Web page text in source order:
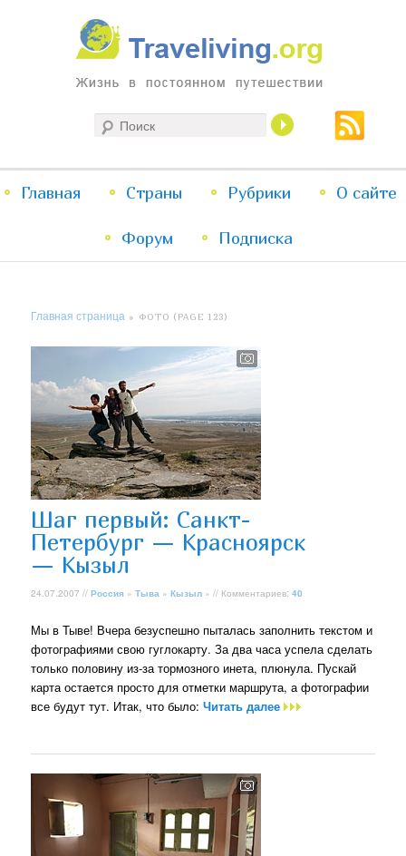
Traveliving
Жизнь в постоянном путешествии
меню
Перейти
к
Перейти
к
Главная Страны Рубрики О сайте
Форум Подписка
Главная страница » ФОТО (PAGE 123)
Шаг первый: Санкт-
Петербург — Красноярск
— Кызыл
24.07.2007 //Россия »Тыва »Кызыл » // Комментариев:40
Мы в Тыве! Вчера безуспешно пыталась заполнить текстом и
фотографиями свою гуглокарту. За два часа успела сделать
только половину из-за тормозного инета, плюнула. Пускай
карта остается просто для отметки маршрута, а фотографии
все будут тут. Итак, что было:Читать далее